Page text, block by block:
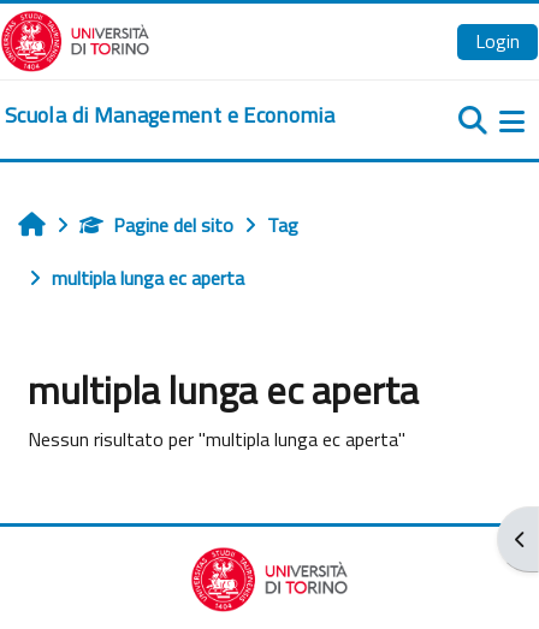
Vai al contenuto principale
Login
Scuola di Management e Economia
HomePagine del sito
Tag
multipla lunga ec aperta
multipla lunga ec aperta
Nessun risultato per "multipla lunga ec aperta"